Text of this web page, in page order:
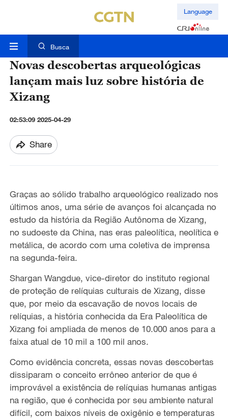
Language
Busca
Novas descobertas arqueológicas
lançam mais luz sobre história de
Xizang
02:53:09 2025-04-29
Share
Graças ao sólido trabalho arqueológico realizado nos
últimos anos, uma série de avanços foi alcançada no
estudo da história da Região Autônoma de Xizang,
no sudoeste da China, nas eras paleolítica, neolítica e
metálica, de acordo com uma coletiva de imprensa
na segunda-feira.
Shargan Wangdue, vice-diretor do instituto regional
de proteção de relíquias culturais de Xizang, disse
que, por meio da escavação de novos locais de
relíquias, a história conhecida da Era Paleolítica de
Xizang foi ampliada de menos de 10.000 anos para a
faixa atual de 10 mil a 100 mil anos.
Como evidência concreta, essas novas descobertas
dissiparam o conceito errôneo anterior de que é
improvável a existência de relíquias humanas antigas
na região, que é conhecida por seu ambiente natural
difícil, com baixos níveis de oxigênio e temperaturas